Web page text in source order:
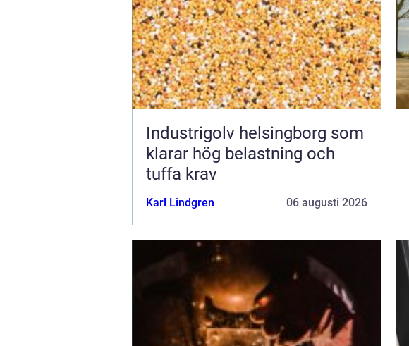
Industrigolv helsingborg som
klarar hög belastning och
tuffa krav
Karl Lindgren 06 augusti 2026